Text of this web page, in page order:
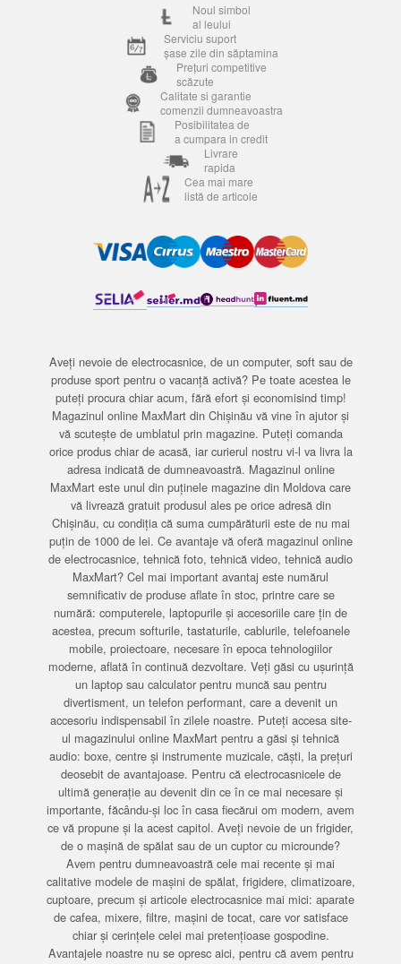
Noul simbol
al leului
Serviciu suport
șase zile din săptamina
Prețuri competitive
scăzute
Calitate si garantie
comenzii dumneavoastra
Posibilitatea de
a cumpara in credit
Livrare
rapida
Cea mai mare
listă de articole
Aveți nevoie de electrocasnice, de un computer, soft sau de
produse sport pentru o vacanță activă? Pe toate acestea le
puteți procura chiar acum, fără efort și economisind timp!
Magazinul online MaxMart din Chișinău vă vine în ajutor și
vă scutește de umblatul prin magazine. Puteți comanda
orice produs chiar de acasă, iar curierul nostru vi-l va livra la
adresa indicată de dumneavoastră. Magazinul online
MaxMart este unul din puținele magazine din Moldova care
vă livrează gratuit produsul ales pe orice adresă din
Chișinău, cu condiția că suma cumpărăturii este de nu mai
puțin de 1000 de lei. Ce avantaje vă oferă magazinul online
de electrocasnice, tehnică foto, tehnică video, tehnică audio
MaxMart? Cel mai important avantaj este numărul
semnificativ de produse aflate în stoc, printre care se
numără: computerele, laptopurile și accesoriile care țin de
acestea, precum softurile, tastaturile, cablurile, telefoanele
mobile, proiectoare, necesare în epoca tehnologiilor
moderne, aflată în continuă dezvoltare. Veți găsi cu ușurință
un laptop sau calculator pentru muncă sau pentru
divertisment, un telefon performant, care a devenit un
accesoriu indispensabil în zilele noastre. Puteți accesa site-
ul magazinului online MaxMart pentru a găsi și tehnică
audio: boxe, centre și instrumente muzicale, căști, la prețuri
deosebit de avantajoase. Pentru că electrocasnicele de
ultimă generație au devenit din ce în ce mai necesare și
importante, făcându-și loc în casa fiecărui om modern, avem
ce vă propune și la acest capitol. Aveți nevoie de un frigider,
de o mașină de spălat sau de un cuptor cu microunde?
Avem pentru dumneavoastră cele mai recente și mai
calitative modele de mașini de spălat, frigidere, climatizoare,
cuptoare, precum și articole electrocasnice mai mici: aparate
de cafea, mixere, filtre, mașini de tocat, care vor satisface
chiar și cerințele celei mai pretențioase gospodine.
Avantajele noastre nu se opresc aici, pentru că avem pentru